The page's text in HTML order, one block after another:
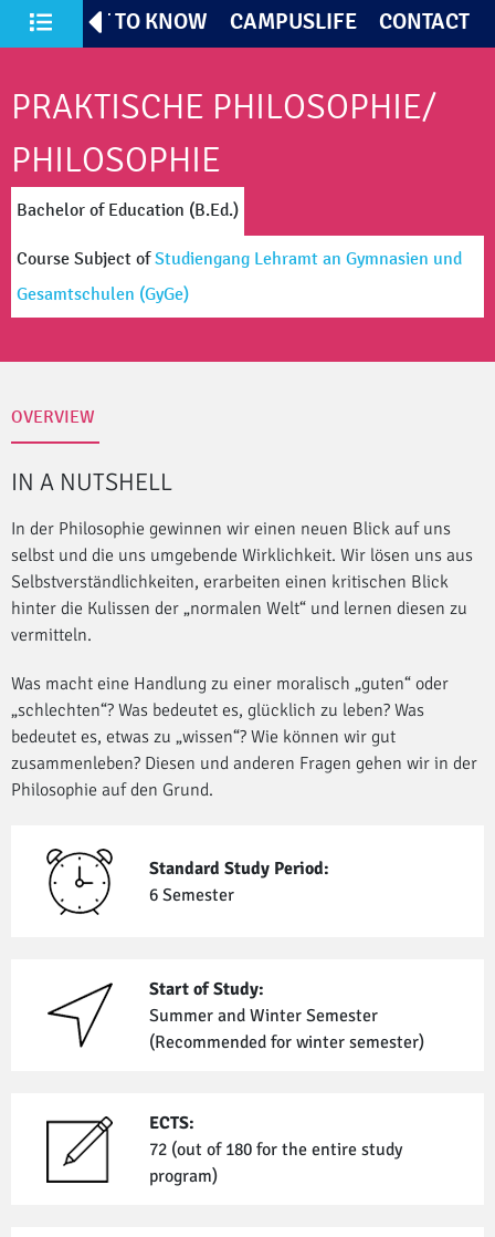
All Courses of Study
GET TO KNOW CAMPUSLIFE CONTACT
PRAKTISCHE PHILOSOPHIE/
PHILOSOPHIE
Bachelor of Education (B.Ed.)
Course Subject ofStudiengang Lehramt an Gymnasien und
Gesamtschulen (GyGe)
OVERVIEW
IN A NUTSHELL
In der Philosophie gewinnen wir einen neuen Blick auf uns
selbst und die uns umgebende Wirklichkeit. Wir lösen uns aus
Selbstverständlichkeiten, erarbeiten einen kritischen Blick
hinter die Kulissen der „normalen Welt“ und lernen diesen zu
vermitteln.
Was macht eine Handlung zu einer moralisch „guten“ oder
„schlechten“? Was bedeutet es, glücklich zu leben? Was
bedeutet es, etwas zu „wissen“? Wie können wir gut
zusammenleben? Diesen und anderen Fragen gehen wir in der
Philosophie auf den Grund.
Standard Study Period:
6 Semester
Start of Study:
Summer and Winter Semester
(Recommended for winter semester)
ECTS:
72 (out of 180 for the entire study
program)